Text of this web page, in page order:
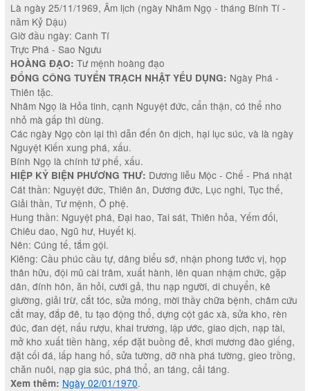
Là ngày 25/11/1969, Âm lịch (ngày Nhâm Ngọ - tháng Bính Tí -
năm Kỷ Dậu)
Giờ đầu ngày: Canh Tí
Trực Phá - Sao Ngưu
HOÀNG ĐẠO: Tư mệnh hoàng đạo
ĐỔNG CÔNG TUYỂN TRẠCH NHẬT YẾU DỤNG: Ngày Phá -
Thiên tặc.
Nhâm Ngọ là Hỏa tinh, cạnh Nguyệt đức, cẩn thận, có thể nho
nhỏ mà gấp thì dùng.
Các ngày Ngọ còn lại thì dẫn đến ôn dịch, hại lục súc, và là ngày
Nguyệt Kiến xung phá, xấu.
Bính Ngọ là chính tứ phế, xấu.
HIỆP KỶ BIỆN PHƯƠNG THƯ: Dương liễu Mộc - Chế - Phá nhật
Cát thần: Nguyệt đức, Thiên ân, Dương đức, Lục nghi, Tục thế,
Giải thần, Tư mệnh, Ô phệ.
Hung thần: Nguyệt phá, Đại hao, Tai sát, Thiên hỏa, Yếm đối,
Chiêu dao, Ngũ hư, Huyết kị.
Nên: Cúng tế, tắm gội.
Kiêng: Cầu phúc cầu tự, dâng biểu sớ, nhận phong tước vị, họp
thân hữu, đội mũ cài trâm, xuất hành, lên quan nhậm chức, gặp
dân, đính hôn, ăn hỏi, cưới gả, thu nạp người, di chuyển, kê
giường, giải trừ, cắt tóc, sửa móng, mời thầy chữa bệnh, châm cứu
cắt may, đắp đê, tu tạo động thổ, dựng cột gác xà, sửa kho, rèn
đúc, đan dệt, nấu rượu, khai trương, lập ước, giao dịch, nạp tài,
mở kho xuất tiền hàng, xếp đặt buồng đẻ, khơi mương đào giếng,
đặt cối đá, lấp hang hố, sửa tường, dỡ nhà phá tường, gieo trồng,
chăn nuôi, nạp gia súc, phá thổ, an táng, cải táng.
Xem thêm: Ngày 02/01/1970.